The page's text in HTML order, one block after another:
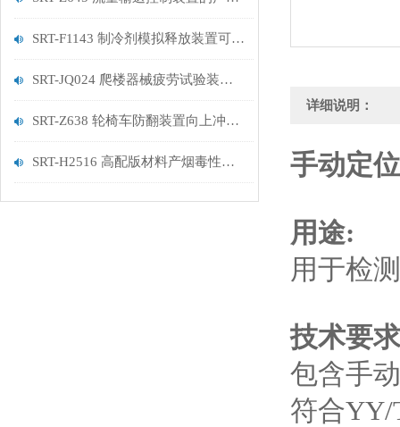
SRT-F1143 制冷剂模拟释放装置可以用在哪些方面
SRT-JQ024 爬楼器械疲劳试验装置的简单介绍
SRT-Z638 轮椅车防翻装置向上冲击测试试验机的应用有哪些 参数稳定
SRT-H2516 高配版材料产烟毒性试验装置（鼠笼法）介绍 参数稳定
详细说明：
手动定
用途:
用于检
技术要
包含手
符合YY/